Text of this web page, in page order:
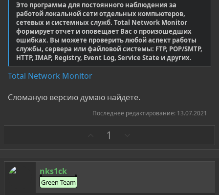
Это программа для постоянного наблюдения за
работой локальной сети отдельных компьютеров,
сетевых и системных служб. Total Network Monitor
формирует отчет и оповещает Вас о произошедших
ошибках. Вы можете проверить любой аспект работы
службы, сервера или файловой системы: FTP, POP/SMTP,
HTTP, IMAP, Registry, Event Log, Service State и других.
Total Network Monitor
Сломаную версию думаю найдете.
Последнее редактирование: 13.07.2021
а
1
р
о
nks1ck
Green Team